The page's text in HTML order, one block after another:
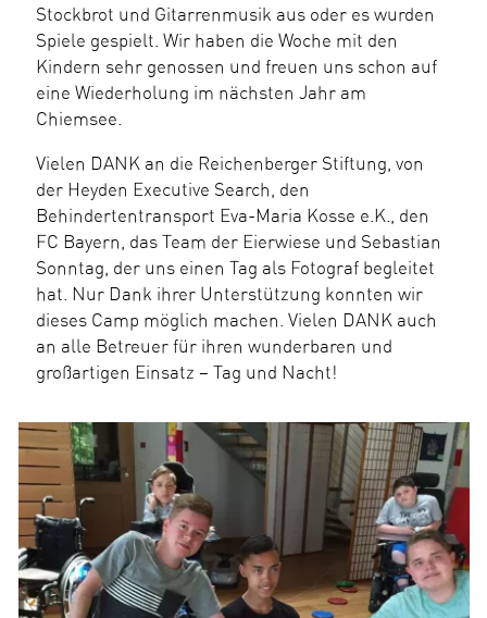
Stockbrot und Gitarrenmusik aus oder es wurden
Spiele gespielt. Wir haben die Woche mit den
Kindern sehr genossen und freuen uns schon auf
eine Wiederholung im nächsten Jahr am
Chiemsee.
Vielen DANK an die Reichenberger Stiftung, von
der Heyden Executive Search, den
Behindertentransport Eva-Maria Kosse e.K., den
FC Bayern, das Team der Eierwiese und Sebastian
Sonntag, der uns einen Tag als Fotograf begleitet
hat. Nur Dank ihrer Unterstützung konnten wir
dieses Camp möglich machen. Vielen DANK auch
an alle Betreuer für ihren wunderbaren und
großartigen Einsatz – Tag und Nacht!